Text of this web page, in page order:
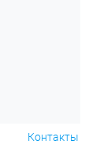
Контакты